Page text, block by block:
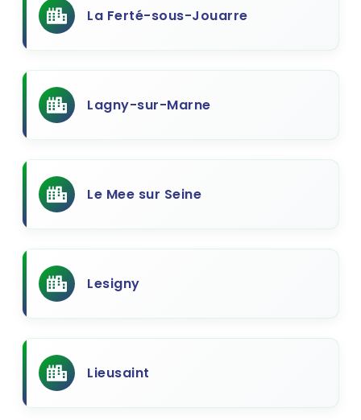
La Ferté-sous-Jouarre
Lagny-sur-Marne
Le Mee sur Seine
Lesigny
Lieusaint